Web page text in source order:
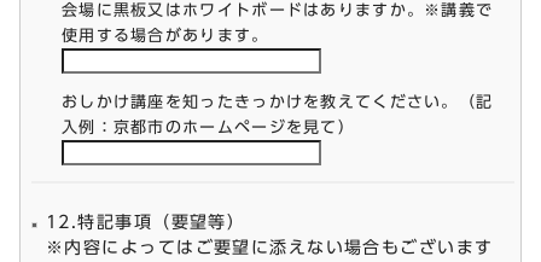
会場に黒板又はホワイトボードはありますか。※講義で
使用する場合があります。
おしかけ講座を知ったきっかけを教えてください。（記
入例：京都市のホームページを見て）
12.特記事項（要望等）
※内容によってはご要望に添えない場合もございます